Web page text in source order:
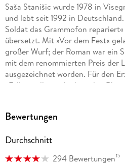
Saša Stanišic wurde 1978 in
und lebt seit 1992 in
Soldat das Grammofon
übersetzt. Mit »Vor dem Fest«
großer Wurf; der Roman war ein
mit dem renommierten Preis der
ausgezeichnet worden. Für den
»Fallensteller« erhielt er den
Bewertungen
Durchschnitt
294 Bewertungen15